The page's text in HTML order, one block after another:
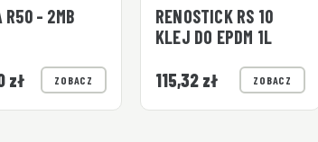
R50 - 2MB
zł ZOBACZ
RENOSTICK RS 10
KLEJ DO EPDM 1L
115,32 zł ZOBACZ